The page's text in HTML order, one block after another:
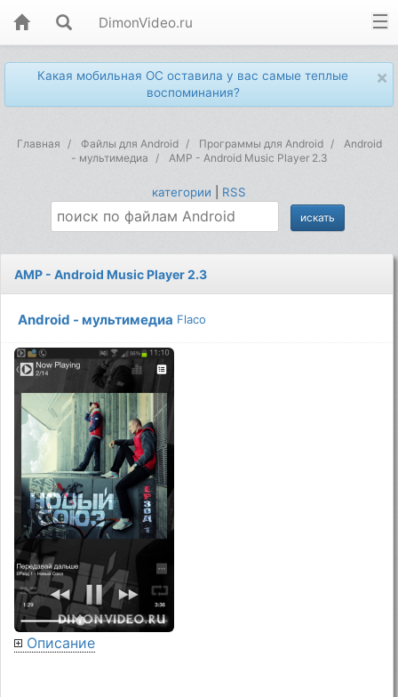
DimonVideo.ru
×
Какая мобильная ОС оставила у вас самые теплые
воспоминания?
Главная Файлы для Android Программы для Android
Android
- мультимедиа
AMP - Android Music Player 2.3
категории RSS
AMP - Android Music Player 2.3
Android - мультимедиа Flaco
Описание